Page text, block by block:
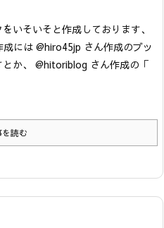
いそいそと作成しております、
には @hiro45jp さん作成のブッ
か、 @hitoriblog さん作成の「
を読む